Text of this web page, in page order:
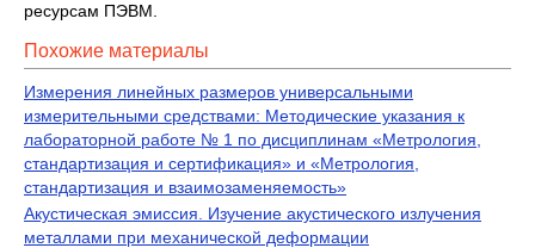
ресурсам ПЭВМ.
Похожие материалы
Измерения линейных размеров универсальными
измерительными средствами: Методические указания к
лабораторной работе № 1 по дисциплинам «Метрология,
стандартизация и сертификация» и «Метрология,
стандартизация и взаимозаменяемость»
Акустическая эмиссия. Изучение акустического излучения
металлами при механической деформации